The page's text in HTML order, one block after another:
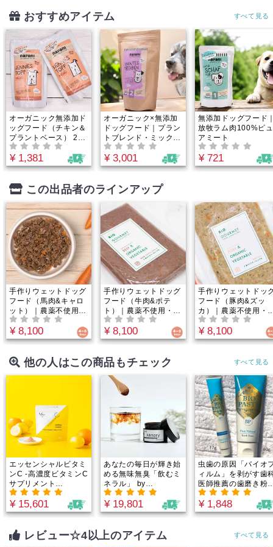
おすすめアイテム すべて見る
オーガニック無添加ド
ッグフード（チキン＆
プラントベース） 2個
セット パーフェクト
バランスミックス｜お
肉・野菜・玄米・ハー
ら整える万能健康食
¥ 1,381
オーガニック×無添加
ドッグフード｜プラン
トブレンド・ミックス
ベース｜ワンちゃんが
大好きなお肉に植物の
栄養素をプラス
¥ 3,001
無添加ドッグフード
放牧ラム肉100%ピュ
アミート
¥ 721
この出品者のラインアップ
手作りウェットドッグ
フード（馬肉&キャロ
ット）｜農薬不使用・
ホルモン剤不使用・抗
生物質フリー｜野菜と
お肉の水分のみ！うま
ード。グレインフリー
＆ヒューマングレード
¥ 8,100
手作りウェットドッグ
フード（牛肉&ポテ
ト）｜農薬不使用・ホ
ルモン剤不使用・抗生
物質フリー｜野菜とお
肉の水分のみ！うまみ
ド。グレインフリー＆
ヒューマングレードで
ペットにやさしい。
85℃以下の低温調理 で
栄養成分ぎっしり！
¥ 8,100
手作りウェットドッ
フード（豚肉&ズッ
カ）｜農薬不使用・
ルモン剤不使用・抗
物質フリー｜野菜と
肉の水分のみ！うま
ド。グレインフリー
ペットにやさしい。
85℃以下の低温調理
栄養成分ぎっしり！
¥ 8,100
他の人はこの商品もチェック すべて見る
エッセンシャルビタミ
ンC -高濃度ビタミンC
サプリメント
30000mg｜1回
1000mg、完全オーガ
ニック×非加熱のビタ
で摂取できる！by
Minery
¥ 15,601
あなたの毎日が輝き始
める無味無臭「飲むミ
ネラル」 by
Minery(ミネリー）カ
ナダ原生林から誕生！
重金属・農薬テスト済
月分でお得！1日188
円からのミネラル週
¥ 19,801
虫歯の原因「バイオ
ィルム」を剥がす歯
医師推薦の歯磨き粉
【メンソール】
¥ 1,848
レビュー☆4以上のアイテム すべて見る